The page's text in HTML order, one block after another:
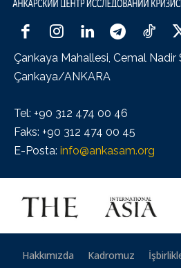
Çankaya Mahallesi, Cemal Nadir
Çankaya/ANKARA
Tel: +90 312 474 00 46
Faks: +90 312 474 00 45
E-Posta: info@ankasam.org
Hakkımızda Kadromuz